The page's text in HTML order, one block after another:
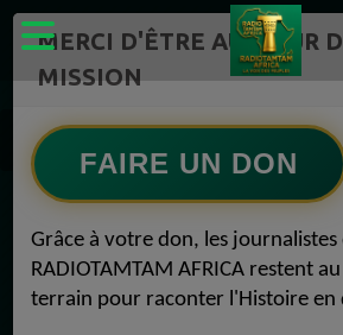
Actualité en continu /Politique/Culture/ Mode/
Actualités africaines 4
Inspiration 4
(Sheryfa
MERCI D'ÊTRE AU CŒUR
MISSION
FAIRE UN DON
Grâce à votre don, les journalistes
RADIOTAMTAM AFRICA restent
terrain pour raconter l'Histoire en